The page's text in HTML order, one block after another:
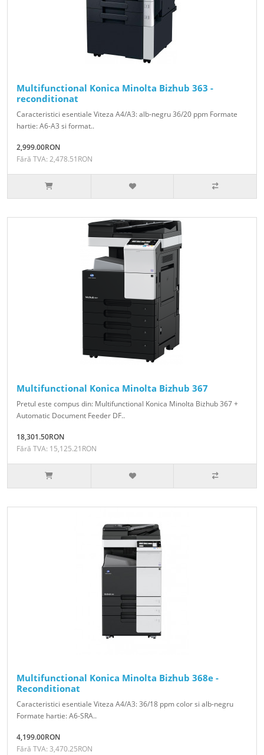
Multifunctional Konica Minolta Bizhub 363 -
reconditionat
Caracteristici esentiale Viteza A4/A3: alb-negru 36/20 ppm Formate
hartie: A6-A3 si format..
2,999.00RON
Fără TVA: 2,478.51RON
Multifunctional Konica Minolta Bizhub 367
Pretul este compus din: Multifunctional Konica Minolta Bizhub 367 +
Automatic Document Feeder DF..
18,301.50RON
Fără TVA: 15,125.21RON
Multifunctional Konica Minolta Bizhub 368e -
Reconditionat
Caracteristici esentiale Viteza A4/A3: 36/18 ppm color si alb-negru
Formate hartie: A6-SRA..
4,199.00RON
Fără TVA: 3,470.25RON